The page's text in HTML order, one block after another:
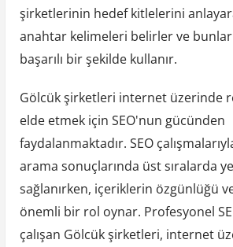
şirketlerinin hedef kitlelerini
anahtar kelimeleri belirler ve
başarılı bir şekilde kullanır.
Gölcük şirketleri internet üzerinde
elde etmek için SEO'nun gücünden
faydalanmaktadır. SEO
arama sonuçlarında üst sıralarda
sağlanırken, içeriklerin özgünlüğü
önemli bir rol oynar. Profesyonel
çalışan Gölcük şirketleri, internet